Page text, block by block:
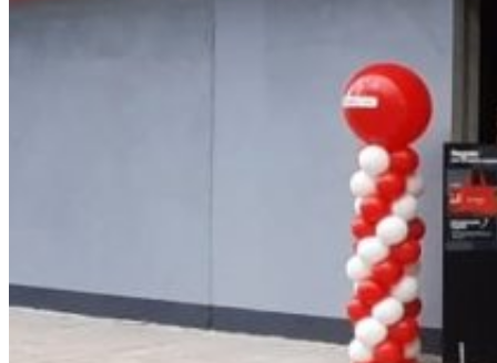
Somos por y para las personas. Descubre
Fundación
A través de nuestra Fundación